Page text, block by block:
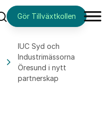
SökGör Tillväxtkollen
IUC Syd och
Industrimässorna
Öresund i nytt
partnerskap